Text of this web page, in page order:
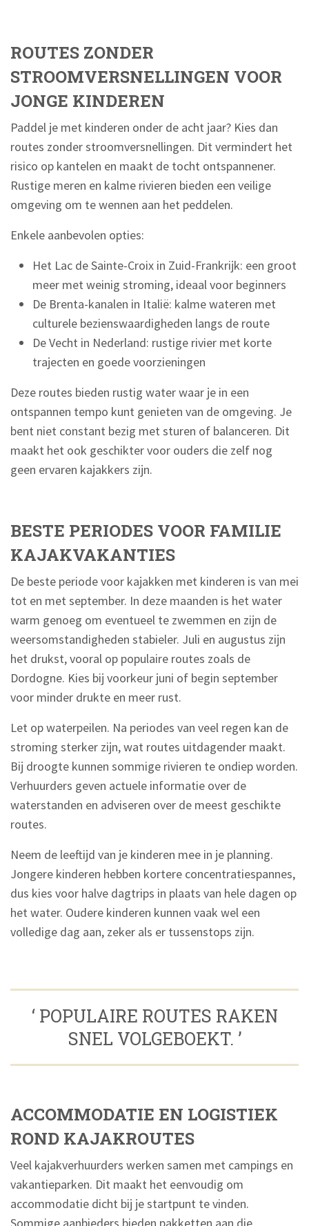
ROUTES ZONDER
STROOMVERSNELLINGEN VOOR
JONGE KINDEREN
Paddel je met kinderen onder de acht jaar? Kies dan
routes zonder stroomversnellingen. Dit vermindert het
risico op kantelen en maakt de tocht ontspannener.
Rustige meren en kalme rivieren bieden een veilige
omgeving om te wennen aan het peddelen.
Enkele aanbevolen opties:
Het Lac de Sainte-Croix in Zuid-Frankrijk: een groot
meer met weinig stroming, ideaal voor beginners
De Brenta-kanalen in Italië: kalme wateren met
culturele bezienswaardigheden langs de route
De Vecht in Nederland: rustige rivier met korte
trajecten en goede voorzieningen
Deze routes bieden rustig water waar je in een
ontspannen tempo kunt genieten van de omgeving. Je
bent niet constant bezig met sturen of balanceren. Dit
maakt het ook geschikter voor ouders die zelf nog
geen ervaren kajakkers zijn.
BESTE PERIODES VOOR FAMILIE
KAJAKVAKANTIES
De beste periode voor kajakken met kinderen is van mei
tot en met september. In deze maanden is het water
warm genoeg om eventueel te zwemmen en zijn de
weersomstandigheden stabieler. Juli en augustus zijn
het drukst, vooral op populaire routes zoals de
Dordogne. Kies bij voorkeur juni of begin september
voor minder drukte en meer rust.
Let op waterpeilen. Na periodes van veel regen kan de
stroming sterker zijn, wat routes uitdagender maakt.
Bij droogte kunnen sommige rivieren te ondiep worden.
Verhuurders geven actuele informatie over de
waterstanden en adviseren over de meest geschikte
routes.
Neem de leeftijd van je kinderen mee in je planning.
Jongere kinderen hebben kortere concentratiespannes,
dus kies voor halve dagtrips in plaats van hele dagen op
het water. Oudere kinderen kunnen vaak wel een
volledige dag aan, zeker als er tussenstops zijn.
‘ POPULAIRE ROUTES RAKEN
SNEL VOLGEBOEKT. ’
ACCOMMODATIE EN LOGISTIEK
ROND KAJAKROUTES
Veel kajakverhuurders werken samen met campings en
vakantieparken. Dit maakt het eenvoudig om
accommodatie dicht bij je startpunt te vinden.